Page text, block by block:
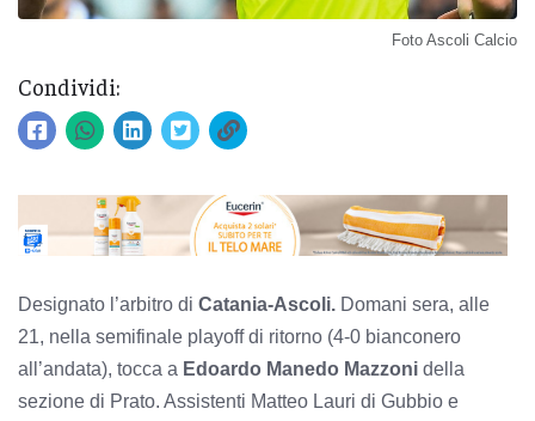
Foto Ascoli Calcio
Condividi:
Designato l’arbitro di Catania-Ascoli. Domani sera, alle
21, nella semifinale playoff di ritorno (4-0 bianconero
all’andata), tocca a Edoardo Manedo Mazzoni della
sezione di Prato. Assistenti Matteo Lauri di Gubbio e